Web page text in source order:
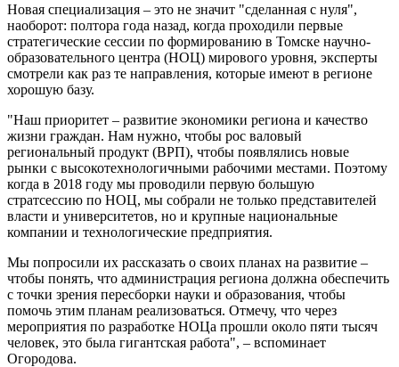
Новая специализация – это не значит "сделанная с нуля",
наоборот: полтора года назад, когда проходили первые
стратегические сессии по формированию в Томске научно-
образовательного центра (НОЦ) мирового уровня, эксперты
смотрели как раз те направления, которые имеют в регионе
хорошую базу.
"Наш приоритет – развитие экономики региона и качество
жизни граждан. Нам нужно, чтобы рос валовый
региональный продукт (ВРП), чтобы появлялись новые
рынки с высокотехнологичными рабочими местами. Поэтому
когда в 2018 году мы проводили первую большую
стратсессию по НОЦ, мы собрали не только представителей
власти и университетов, но и крупные национальные
компании и технологические предприятия.
Мы попросили их рассказать о своих планах на развитие –
чтобы понять, что администрация региона должна обеспечить
с точки зрения пересборки науки и образования, чтобы
помочь этим планам реализоваться. Отмечу, что через
мероприятия по разработке НОЦа прошли около пяти тысяч
человек, это была гигантская работа", – вспоминает
Огородова.